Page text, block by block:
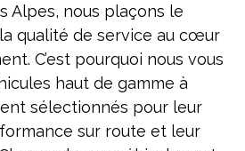
Alpes, nous plaçons le
qualité de service au cœur
C’est pourquoi nous vous
haut de gamme à
sélectionnés pour leur
sur route et leur